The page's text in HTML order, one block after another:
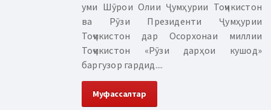
уми Шӯрои Олии Ҷумҳурии Тоҷикистон
ва Рӯзи Президенти Ҷумҳурии
Тоҷикистон дар Осорхонаи миллии
Тоҷикистон «Рӯзи дарҳои кушод»
баргузор гардид....
Муфассалтар